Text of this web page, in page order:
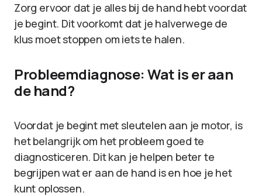
Zorg ervoor dat je alles bij de hand hebt voordat
je begint. Dit voorkomt dat je halverwege de
klus moet stoppen om iets te halen.
Probleemdiagnose: Wat is er aan
de hand?
Voordat je begint met sleutelen aan je motor, is
het belangrijk om het probleem goed te
diagnosticeren. Dit kan je helpen beter te
begrijpen wat er aan de hand is en hoe je het
kunt oplossen.